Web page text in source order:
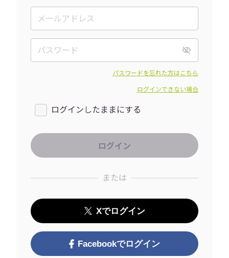
パスワードを忘れた方はこちら
ログインできない場合
ログインしたままにする
または
Xでログイン
Facebookでログイン